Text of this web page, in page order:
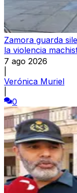
Zamora guarda
la violencia
7 ago 2026
Verónica Muriel
0